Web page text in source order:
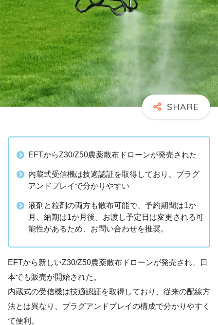
EFTからZ30/Z50農薬散布ドローンが発売された
内蔵式受信機は技適認証を取得しており、プラグ
アンドプレイで分かりやすい
液剤と粒剤の両方も散布可能で、予約期間は1か
月、納期は1か月後。お渡し予定日は変更される可
能性があるため、お問い合わせを推奨。
EFTから新しいZ30/Z50農薬散布ドローンが発売され、日
本でも販売が開始された。
内蔵式の受信機は技適認証を取得しており、従来の配線方
法とは異なり、プラグアンドプレイの構成で分かりやすく
て便利。